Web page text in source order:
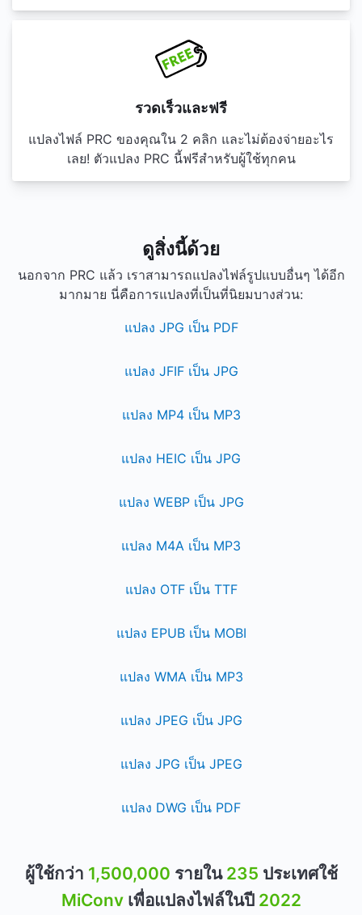
รวดเร็วและฟรี
แปลงไฟล์ PRC ของคุณใน 2 คลิก และไม่ต้องจ่ายอะไร
เลย! ตัวแปลง PRC นี้ฟรีสำหรับผู้ใช้ทุกคน
ดูสิ่งนี้ด้วย
นอกจาก PRC แล้ว เราสามารถแปลงไฟล์รูปแบบอื่นๆ ได้อีก
มากมาย นี่คือการแปลงที่เป็นที่นิยมบางส่วน:
แปลง JPG เป็น PDF
แปลง JFIF เป็น JPG
แปลง MP4 เป็น MP3
แปลง HEIC เป็น JPG
แปลง WEBP เป็น JPG
แปลง M4A เป็น MP3
แปลง OTF เป็น TTF
แปลง EPUB เป็น MOBI
แปลง WMA เป็น MP3
แปลง JPEG เป็น JPG
แปลง JPG เป็น JPEG
แปลง DWG เป็น PDF
ผู้ใช้กว่า 1,500,000 รายใน 235 ประเทศใช้
MiConvเพื่อแปลงไฟล์ในปี 2022